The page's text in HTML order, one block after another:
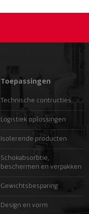
Toepassingen
Technische contructies
Logistiek oplossingen
Isolerende producten
Schokabsorbtie,
beschermen en verpakken
Gewichtsbesparing
Design en vorm